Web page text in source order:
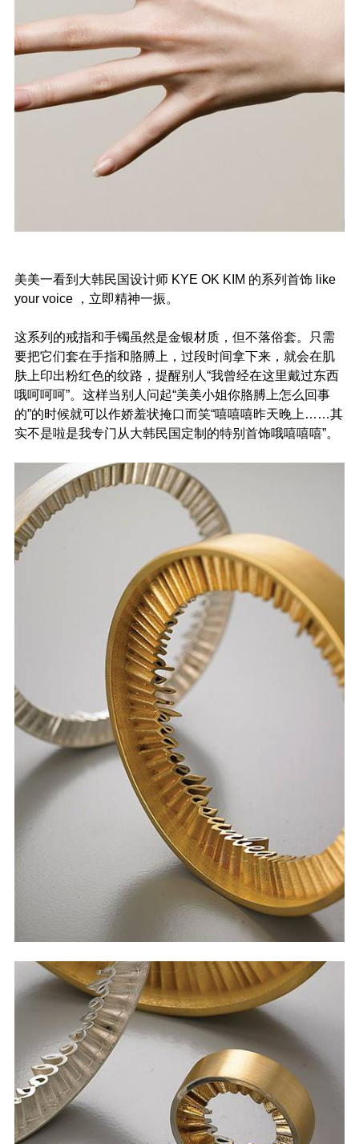
美美一看到大韩民国设计师 KYE OK KIM 的系列首饰 like
your voice ，立即精神一振。
这系列的戒指和手镯虽然是金银材质，但不落俗套。只需
要把它们套在手指和胳膊上，过段时间拿下来，就会在肌
肤上印出粉红色的纹路，提醒别人“我曾经在这里戴过东西
哦呵呵呵”。这样当别人问起“美美小姐你胳膊上怎么回事
的”的时候就可以作娇羞状掩口而笑“嘻嘻嘻昨天晚上……其
实不是啦是我专门从大韩民国定制的特别首饰哦嘻嘻嘻”。